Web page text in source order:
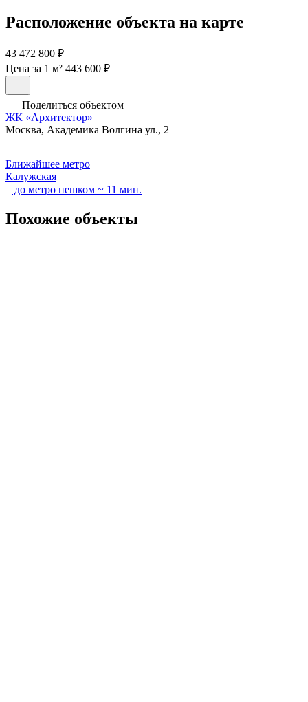
Расположение объекта на карте
43 472 800 ₽
Цена за 1 м² 443 600 ₽
Поделиться объектом
ЖК «Архитектор»
Москва, Академика Волгина ул., 2
Ближайшее метро
Калужская
до метро пешком ~ 11 мин.
Похожие объекты